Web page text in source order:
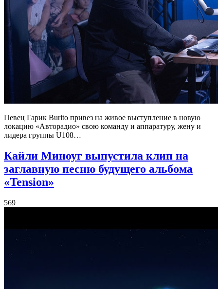
Певец Гарик Burito привез на живое выступление в новую
локацию «Авторадио» свою команду и аппаратуру, жену и
лидера группы U108…
Кайли Миноуг выпустила клип на
заглавную песню будущего альбома
«Tension»
569